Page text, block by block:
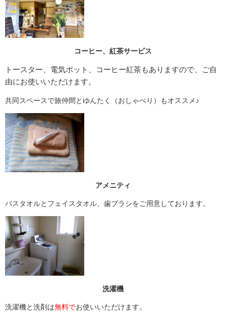
コーヒー、紅茶サービス
トースター、電気ポット、コーヒー紅茶もありますので、ご自
由にお使いいただけます。
共同スペースで旅仲間とゆんたく（おしゃべり）もオススメ♪
アメニティ
バスタオルとフェイスタオル、歯ブラシをご用意しております。
洗濯機
洗濯機と洗剤は無料でお使いいただけます。